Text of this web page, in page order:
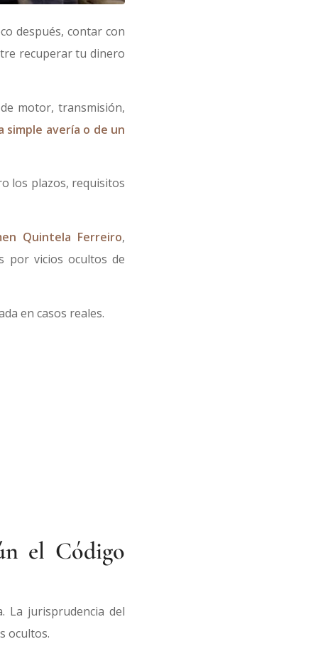
después, contar con
recuperar tu dinero
motor, transmisión,
simple avería o de un
los plazos, requisitos
Quintela Ferreiro,
por vicios ocultos de
en casos reales.
el Código
La jurisprudencia del
ocultos.